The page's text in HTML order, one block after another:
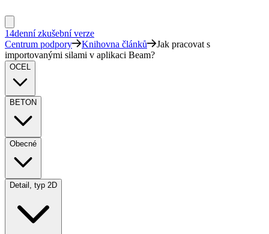
14denní zkušební verze
Centrum podpory
Knihovna článků
Jak pracovat s
importovanými silami v aplikaci Beam?
OCEL
BETON
Obecné
Detail, typ 2D